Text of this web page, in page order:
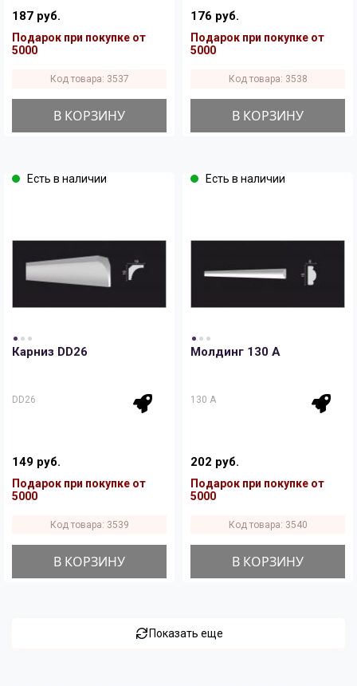
187 руб.
Подарок при покупке от
5000
Код товара: 3537
В КОРЗИНУ
176 руб.
Подарок при покупке от
5000
Код товара: 3538
В КОРЗИНУ
Есть в наличии
Карниз DD26
DD26
149 руб.
Подарок при покупке от
5000
Код товара: 3539
В КОРЗИНУ
Есть в наличии
Молдинг 130 A
130 A
202 руб.
Подарок при покупке от
5000
Код товара: 3540
В КОРЗИНУ
Показать еще